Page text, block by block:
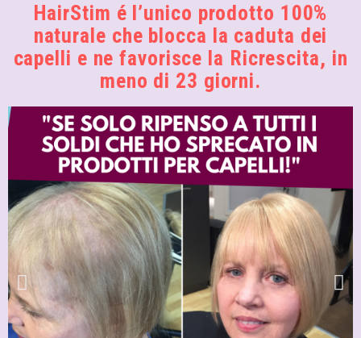
HairStim é l’unico prodotto 100%
naturale che blocca la caduta dei
capelli e ne favorisce la Ricrescita, in
meno di 23 giorni.